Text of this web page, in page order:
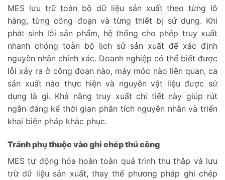
MES lưu trữ toàn bộ dữ liệu sản xuất theo từng lô
hàng, từng công đoạn và từng thiết bị sử dụng. Khi
phát sinh lỗi sản phẩm, hệ thống cho phép truy xuất
nhanh chóng toàn bộ lịch sử sản xuất để xác định
nguyên nhân chính xác. Doanh nghiệp có thể biết được
lỗi xảy ra ở công đoạn nào, máy móc nào liên quan, ca
sản xuất nào thực hiện và nguyên vật liệu được sử
dụng là gì. Khả năng truy xuất chi tiết này giúp rút
ngắn đáng kể thời gian phân tích nguyên nhân và triển
khai biện pháp khắc phục.
Tránh phụ thuộc vào ghi chép thủ công
MES tự động hóa hoàn toàn quá trình thu thập và lưu
trữ dữ liệu sản xuất, thay thế phương pháp ghi chép